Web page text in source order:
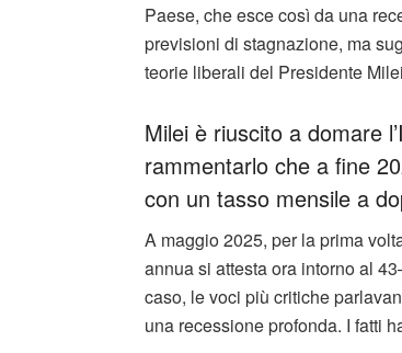
Paese, che esce così da una
previsioni di stagnazione, ma
teorie liberali del Presidente
Milei è riuscito a domare
rammentarlo che a fine
con un tasso mensile a
A maggio 2025, per la prima
annua si attesta ora intorno al
caso, le voci più critiche
una recessione profonda. I fatti